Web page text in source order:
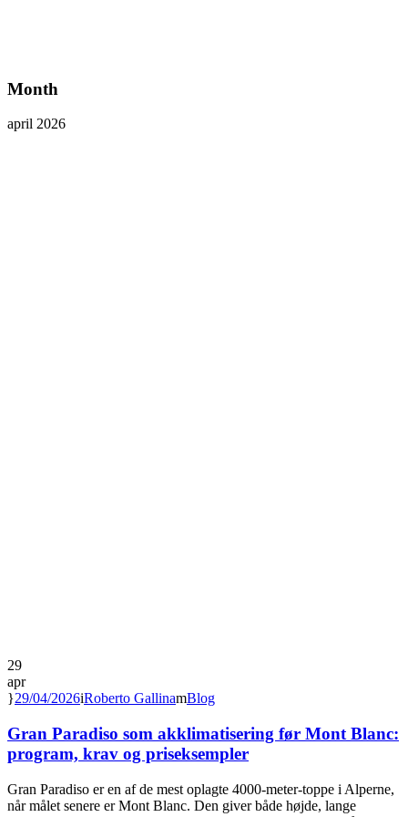
Month
april 2026
29
apr
29/04/2026 Roberto Gallina Blog
Gran Paradiso som akklimatisering før Mont Blanc:
program, krav og priseksempler
Gran Paradiso er en af de mest oplagte 4000-meter-toppe i Alperne,
når målet senere er Mont Blanc. Den giver både højde, lange